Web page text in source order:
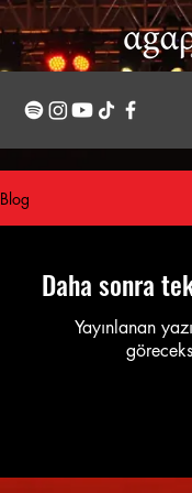
Blog
Daha sonra
Yayınlanan